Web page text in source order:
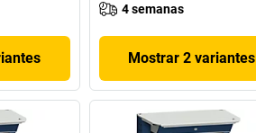
4 semanas
Mostrar 2 variantes